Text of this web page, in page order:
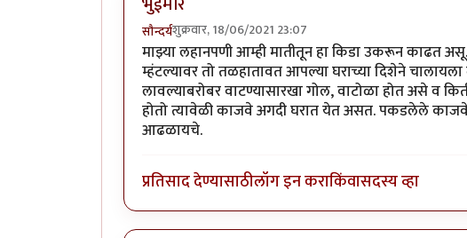
सौन्दर्यशुक्रवार, 18/06/2021 23:07
माझ्या लहानपणी आम्ही मातीतून हा किडा उकरून काढत
म्हंटल्यावर तो तळहातावत आपल्या घराच्या दिशेने
लावल्याबरोबर वाटण्यासारखा गोल, वाटोळा होत असे व
होतो त्यावेळी काजवे अगदी घरात येत असत. पकडलेले
आढळायचे.
प्रतिसाद देण्यासाठीलॉग इन कराकिंवासदस्य व्हा